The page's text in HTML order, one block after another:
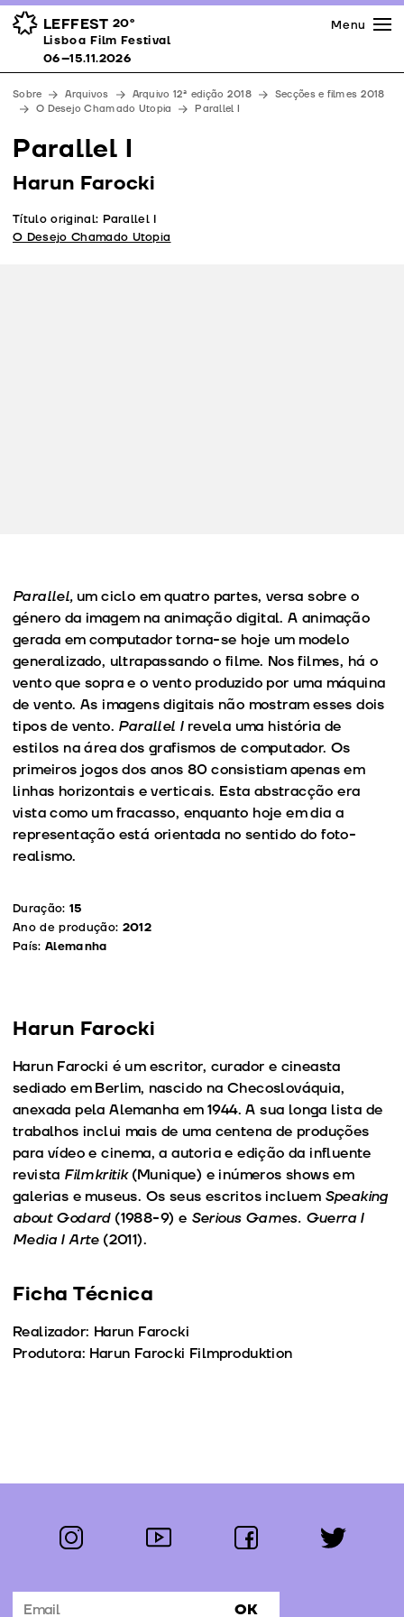
LEFFEST 20º
Lisboa Film Festival 06–15.11.2026
Prémios
Espaços
Apoios
Equipa
Downloads
Contactos
Menu
Lisboa Film Festival
06–15.11.2026
Sobre Arquivos Arquivo 12ª edição 2018
Secções e filmes 2018
O Desejo Chamado Utopia
Parallel I
Parallel I
Harun Farocki
Título original: Parallel I
O Desejo Chamado Utopia
Parallel, um ciclo em quatro partes, versa sobre o
género da imagem na animação digital. A animação
gerada em computador torna-se hoje um modelo
generalizado, ultrapassando o filme. Nos filmes, há o
vento que sopra e o vento produzido por uma máquina
de vento. As imagens digitais não mostram esses dois
tipos de vento. Parallel Irevela uma história de
estilos na área dos grafismos de computador. Os
primeiros jogos dos anos 80 consistiam apenas em
linhas horizontais e verticais. Esta abstracção era
vista como um fracasso, enquanto hoje em dia a
representação está orientada no sentido do foto-
realismo.
Duração: 15
Ano de produção: 2012
País: Alemanha
Harun Farocki
Harun Farocki é um escritor, curador e cineasta
sediado em Berlim, nascido na Checoslováquia,
anexada pela Alemanha em 1944. A sua longa lista de
trabalhos inclui mais de uma centena de produções
para vídeo e cinema, a autoria e edição da influente
revista Filmkritik(Munique) e inúmeros shows em
galerias e museus. Os seus escritos incluem Speaking
about Godard (1988-9) e Serious Games. Guerra I
Media I Arte(2011).
Ficha Técnica
Realizador: Harun Farocki
Produtora: Harun Farocki Filmproduktion
Segue-nos:
instagram youtube facebook twitter
OK